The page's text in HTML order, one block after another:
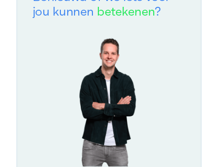
jou kunnen betekenen?